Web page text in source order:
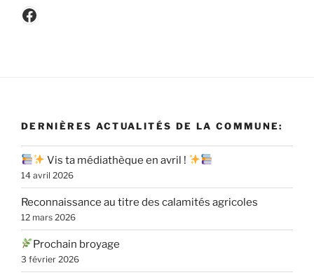
Facebook
DERNIÈRES ACTUALITÉS DE LA COMMUNE:
Vis ta médiathèque en avril !
14 avril 2026
Reconnaissance au titre des calamités agricoles
12 mars 2026
Prochain broyage
3 février 2026